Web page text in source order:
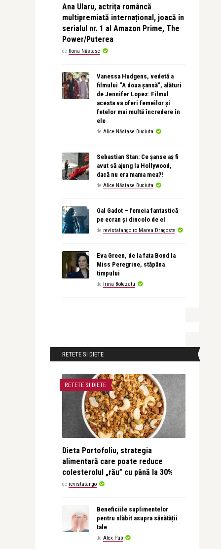
Ana Ularu, actrița româncă
multipremiată internațional, joacă în
serialul nr. 1 al Amazon Prime, The
Power/Puterea
de Ilona Năstase
Vanessa Hudgens, vedetă a
filmului “A doua șansă”, alături
de Jennifer Lopez: Filmul
acesta va oferi femeilor și
fetelor mai multă încredere în
ele
de Alice Năstase Buciuta
Sebastian Stan: Ce șanse aș fi
avut să ajung la Hollywood,
dacă nu era mama mea?!
de Alice Năstase Buciuta
Gal Gadot – femeia fantastică
pe ecran și dincolo de el
de revistatango.ro Marea Dragoste
Eva Green, de la fata Bond la
Miss Peregrine, stăpâna
timpului
de Irina Botezatu
RETETE SI DIETE
RETETE SI DIETE
Dieta Portofoliu, strategia
alimentară care poate reduce
colesterolul „rău” cu până la 30%
de revistatango
Beneficiile suplimentelor
pentru slăbit asupra sănătății
tale
de Alex Pub